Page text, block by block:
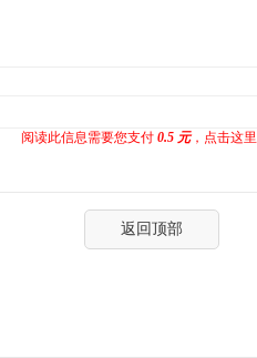
阅读此信息需要您支付 0.5 元，点击这
返回顶部